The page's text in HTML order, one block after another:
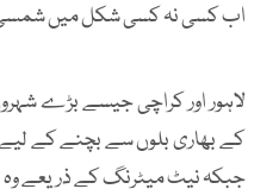
اب کسی نہ کسی شکل میں شمسی
لاہور اور کراچی جیسے بڑے
کے بھاری بلوں سے بچنے کے لیے
جبکہ نیٹ میٹرنگ کے ذریعے